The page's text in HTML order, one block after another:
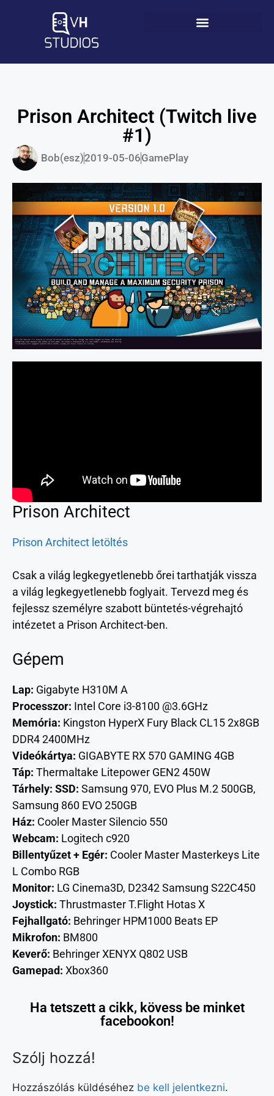
Prison Architect (Twitch live
#1)
Bob(esz)2019-05-06GamePlay
Prison Architect
Prison Architect letöltés
Csak a világ legkegyetlenebb őrei tarthatják vissza
a világ legkegyetlenebb foglyait. Tervezd meg és
fejlessz személyre szabott büntetés-végrehajtó
intézetet a Prison Architect-ben.
Gépem
Lap: Gigabyte H310M A
Processzor: Intel Core i3-8100 @3.6GHz
Memória: Kingston HyperX Fury Black CL15 2x8GB
DDR4 2400MHz
Videókártya: GIGABYTE RX 570 GAMING 4GB
Táp: Thermaltake Litepower GEN2 450W
Tárhely: SSD: Samsung 970, EVO Plus M.2 500GB,
Samsung 860 EVO 250GB
Ház: Cooler Master Silencio 550
Webcam: Logitech c920
Billentyűzet + Egér: Cooler Master Masterkeys Lite
L Combo RGB
Monitor: LG Cinema3D, D2342 Samsung S22C450
Joystick: Thrustmaster T.Flight Hotas X
Fejhallgató: Behringer HPM1000 Beats EP
Mikrofon: BM800
Keverő: Behringer XENYX Q802 USB
Gamepad: Xbox360
Ha tetszett a cikk, kövess be minket
facebookon!
Szólj hozzá!
Hozzászólás küldéséhez be kell jelentkezni.